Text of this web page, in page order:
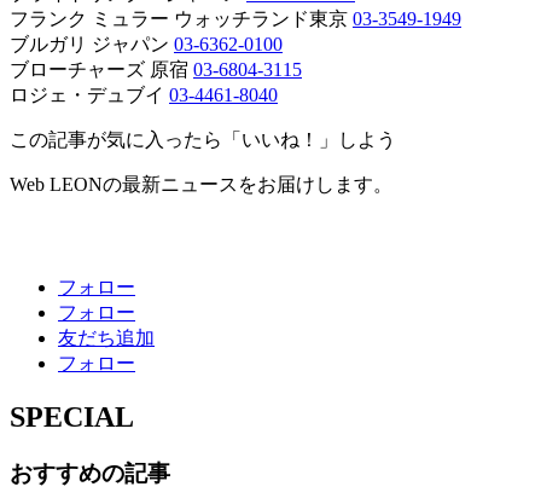
フランク ミュラー ウォッチランド東京 03-3549-1949
ブルガリ ジャパン 03-6362-0100
ブローチャーズ 原宿 03-6804-3115
ロジェ・デュブイ 03-4461-8040
この記事が気に入ったら「いいね！」しよう
Web LEONの最新ニュースをお届けします。
フォロー
フォロー
友だち追加
フォロー
SPECIAL
おすすめの記事